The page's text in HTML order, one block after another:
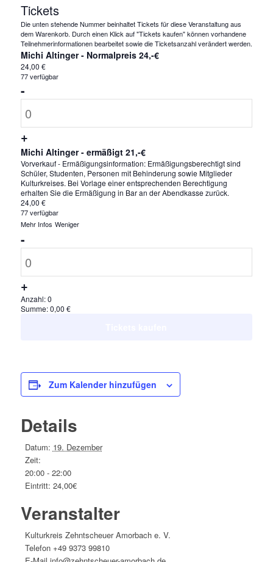
Tickets
Die unten stehende Nummer beinhaltet Tickets für diese Veranstaltung aus
dem Warenkorb. Durch einen Klick auf "Tickets kaufen" können vorhandene
Teilnehmerinformationen bearbeitet sowie die Ticketsanzahl verändert werden.
Michi Altinger - Normalpreis 24,-€
24,00 €
77verfügbar
Verringern
der
Ticketanzahl
für
Michi
Altinger
-
Normalpreis
24,-
€
-
Anzahl
Erhöhe
die
Ticketsanzahl
für
Michi
Altinger
-
Normalpreis
24,-
€
+
Michi Altinger - ermäßigt 21,-€
Vorverkauf - Ermäßigungsinformation: Ermäßigungsberechtigt sind
Schüler, Studenten, Personen mit Behinderung sowie Mitglieder
Kulturkreises. Bei Vorlage einer entsprechenden Berechtigung
erhalten Sie die Ermäßigung in Bar an der Abendkasse zurück.
24,00 €
77verfügbar
Öffne
Ticketbeschreibung.
Mehr Infos Schließe
Weniger
Verringern
der
Ticketanzahl
für
Michi
21,-
€
-
Anzahl
Erhöhe
die
Altinger
-
21,-
€
+
Anzahl:0
Summe:0,00 €
Zum Kalender hinzufügen
Details
Datum: 19. Dezember
Zeit:
20:00 - 22:00
Eintritt: 24,00€
Veranstalter
Kulturkreis Zehntscheuer Amorbach e. V.
Telefon +49 9373 99810